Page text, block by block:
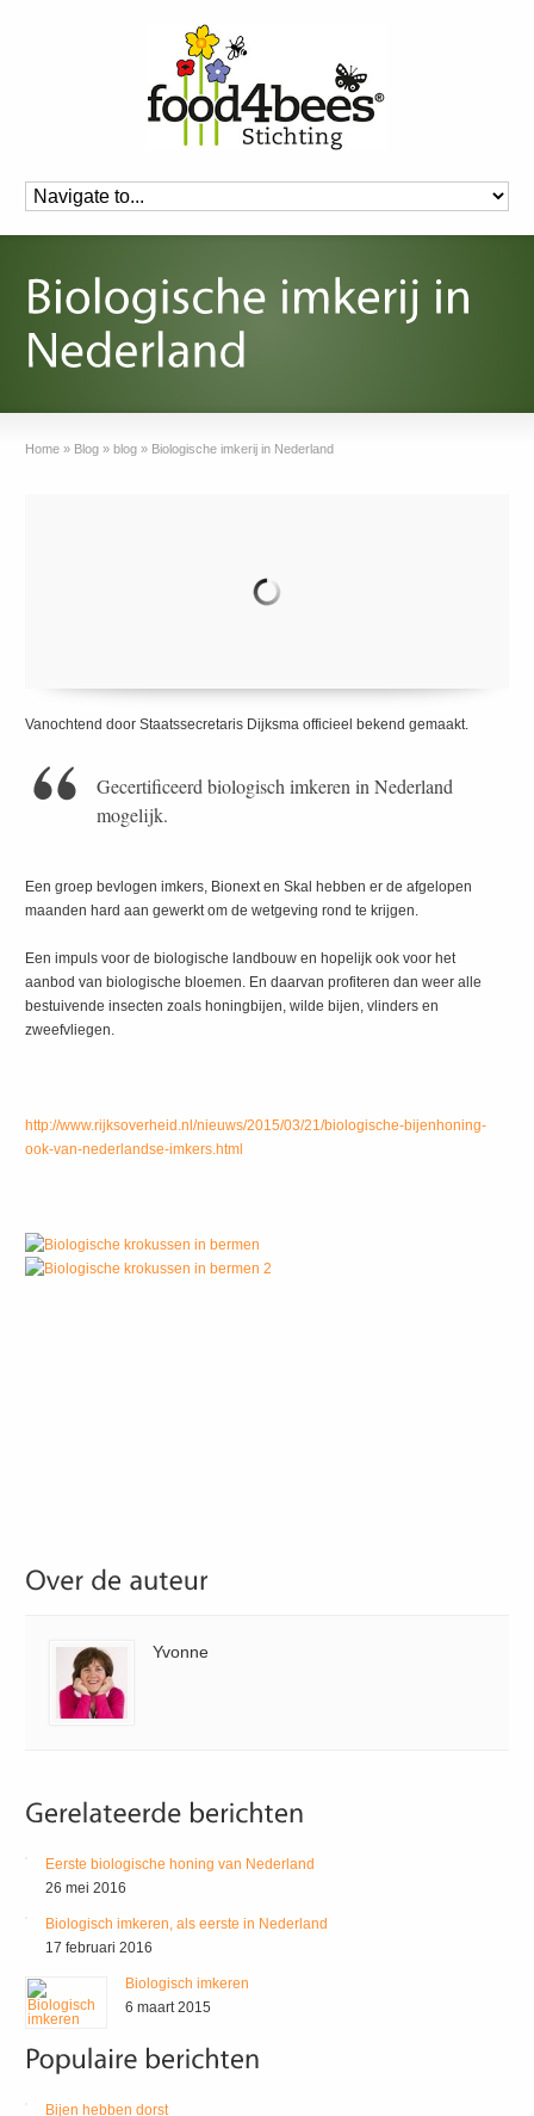
Home » Blog » blog » Biologische imkerij in Nederland
Vanochtend door Staatssecretaris Dijksma officieel bekend gemaakt.
Gecertificeerd biologisch imkeren in Nederland
mogelijk.
Een groep bevlogen imkers, Bionext en Skal hebben er de afgelopen
maanden hard aan gewerkt om de wetgeving rond te krijgen.
Een impuls voor de biologische landbouw en hopelijk ook voor het
aanbod van biologische bloemen. En daarvan profiteren dan weer alle
bestuivende insecten zoals honingbijen, wilde bijen, vlinders en
zweefvliegen.
http://www.rijksoverheid.nl/nieuws/2015/03/21/biologische-bijenhoning-
ook-van-nederlandse-imkers.html
Yvonne
Eerste biologische honing van Nederland
26 mei 2016
Biologisch imkeren, als eerste in Nederland
17 februari 2016
Biologisch imkeren
6 maart 2015
Bijen hebben dorst